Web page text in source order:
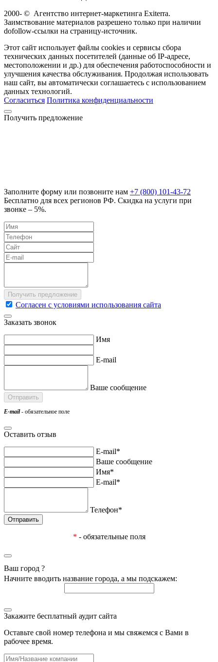
2000- © Агентство интернет-маркетинга Exiterra.
Заимствование материалов разрешено только при наличии
dofollow-ссылки на страницу-источник.
Этот сайт использует файлы cookies и сервисы сбора
технических данных посетителей (данные об IP-адресе,
местоположении и др.) для обеспечения работоспособности и
улучшения качества обслуживания. Продолжая использовать
наш сайт, вы автоматически соглашаетесь с использованием
данных технологий.
Согласиться Политика конфиденциальности
Получить предложение
Заполните форму или позвоните нам +7 (800) 101-43-72
Бесплатно для всех регионов РФ. Скидка на услуги при
звонке – 5%.
Согласен с условиями использования сайта
Заказать звонок
Имя
E-mail
Ваше сообщение
E-mail- обязательное поле
Оставить отзыв
E-mail*
Ваше сообщение
Имя*
E-mail*
Телефон*
* - обязательные поля
Ваш город ?
Начните вводить название города, а мы подскажем:
Закажите бесплатный аудит сайта
Оставьте свой номер телефона и мы свяжемся с Вами в
рабочее время.